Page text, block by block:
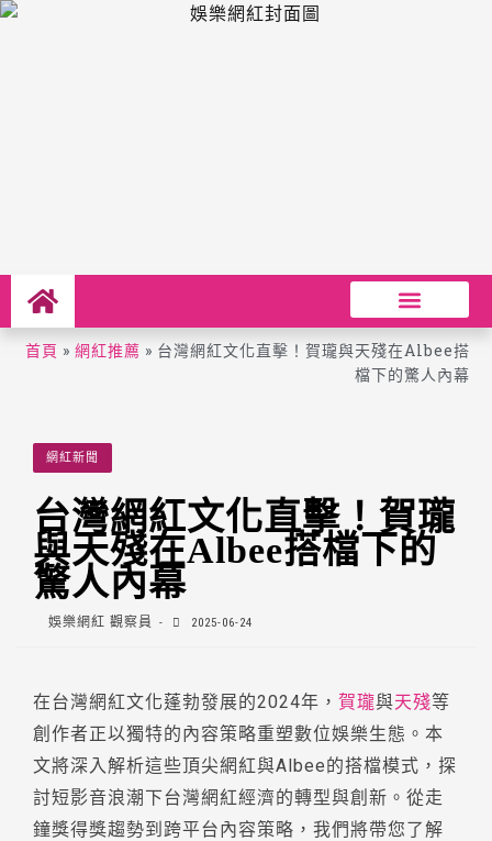
首頁 » 網紅推薦 » 台灣網紅文化直擊！賀瓏與天殘在Albee搭
檔下的驚人內幕
網紅新聞
台灣網紅文化直擊！賀瓏
與天殘在Albee搭檔下的
驚人內幕
娛樂網紅 觀察員 2025-06-24
在台灣網紅文化蓬勃發展的2024年， 賀瓏與天殘等
創作者正以獨特的內容策略重塑數位娛樂生態。本
文將深入解析這些頂尖網紅與Albee的搭檔模式，探
討短影音浪潮下台灣網紅經濟的轉型與創新。從走
鐘獎得獎趨勢到跨平台內容策略，我們將帶您了解